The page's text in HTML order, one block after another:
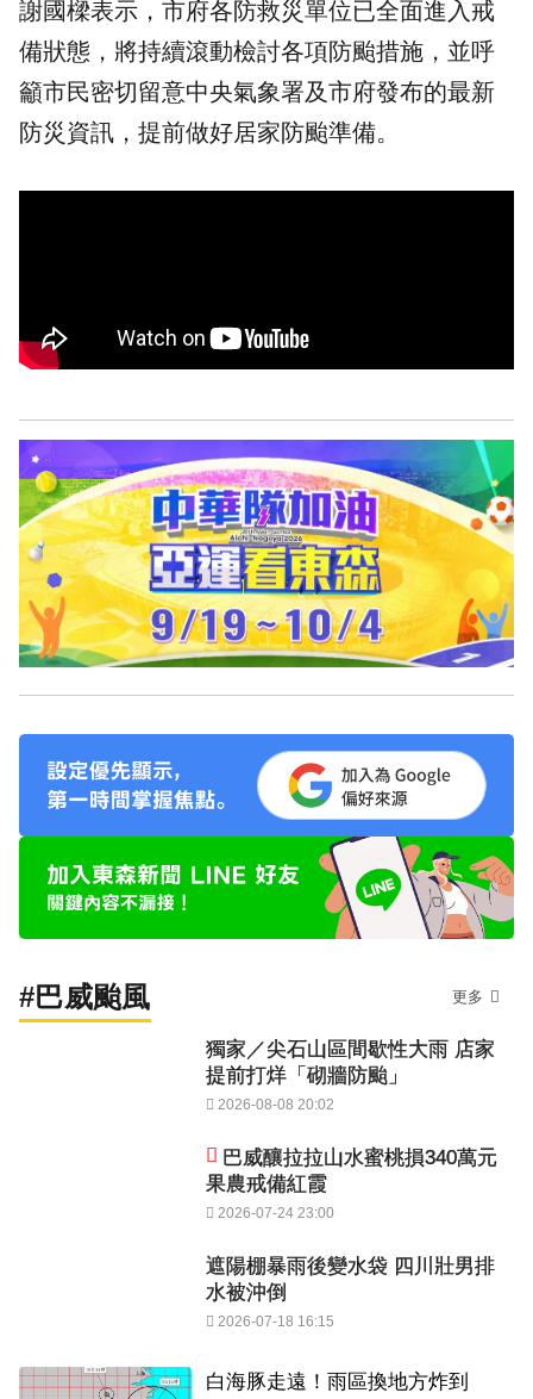
謝國樑表示，市府各防救災單位已全面進入戒
備狀態，將持續滾動檢討各項防颱措施，並呼
籲市民密切留意中央氣象署及市府發布的最新
防災資訊，提前做好居家防颱準備。
#巴威颱風 更多
獨家／尖石山區間歇性大雨 店家
提前打烊「砌牆防颱」
2026-08-08 20:02
巴威釀拉拉山水蜜桃損340萬元
果農戒備紅霞
2026-07-24 23:00
遮陽棚暴雨後變水袋 四川壯男排
水被沖倒
2026-07-18 16:15
白海豚走遠！雨區換地方炸到